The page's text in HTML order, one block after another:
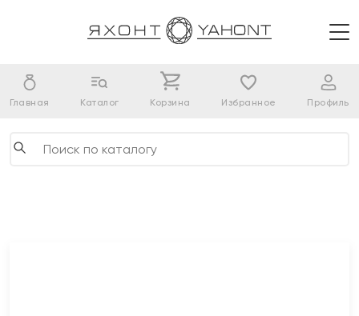
Главная Каталог Корзина Избранное Профиль